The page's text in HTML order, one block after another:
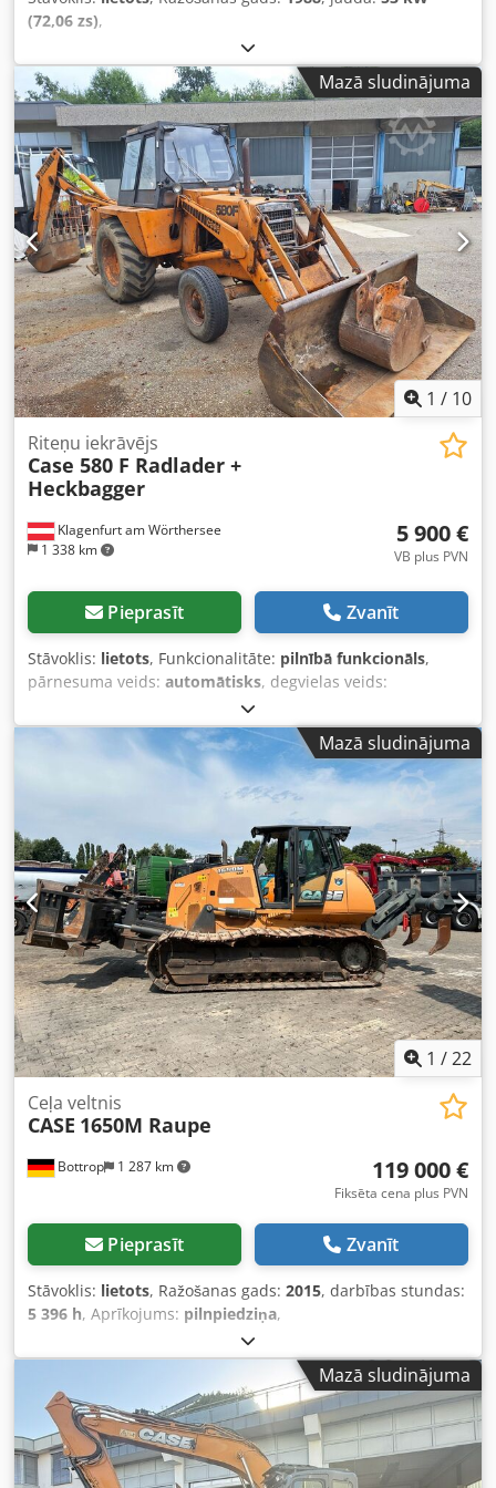
(72,06 zs),
Mazā sludinājuma
1 / 10
Klagenfurt am Wörthersee
1 338 km
Riteņu iekrāvējs
Case 580 F Radlader +
Heckbagger
5 900 €
VB plus PVN
Pieprasīt Zvanīt
Stāvoklis: lietots, Funkcionalitāte: pilnībā funkcionāls,
pārnesuma veids: automātisks, degvielas veids:
, darbības svars:7 500 kg
4x2, pirmā reģistrācija:10/1977, Ražošanas gads:1977,
hidraulika Mazā sludinājuma
1 /22
Bottrop 1 287 km
Ceļa veltnis
CASE 1650M Raupe
119 000 €
Fiksēta cena plus PVN
Pieprasīt Zvanīt
Stāvoklis: lietots, Ražošanas gads: 2015, darbības stundas:
5 396 h, Aprīkojums: pilnpiedziņa,
Mazā sludinājuma